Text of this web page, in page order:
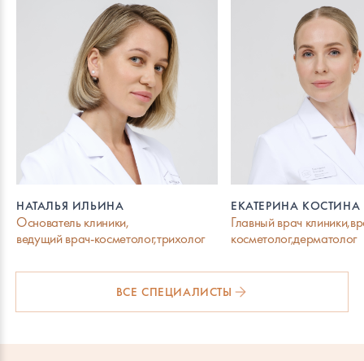
НАТАЛЬЯ ИЛЬИНА
Основатель клиники,
ведущий врач-косметолог,трихолог
ЕКАТЕРИНА КОСТИНА
Главный врач
косметолог,дерматолог
ВСЕ СПЕЦИАЛИСТЫ